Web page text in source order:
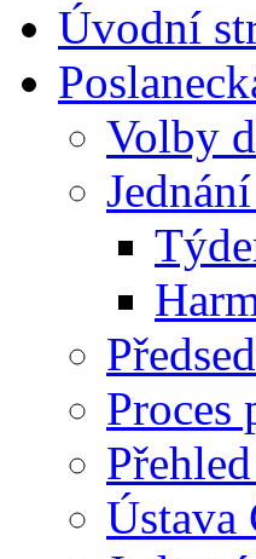
Úvodní
Volby
Proces
Ústava